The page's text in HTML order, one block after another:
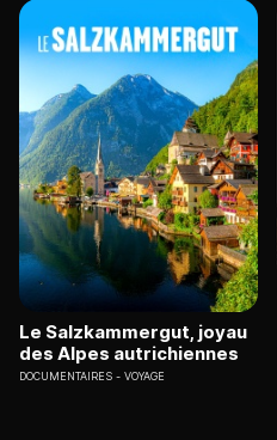
Le Salzkammergut, joyau
des Alpes autrichiennes
DOCUMENTAIRES VOYAGE